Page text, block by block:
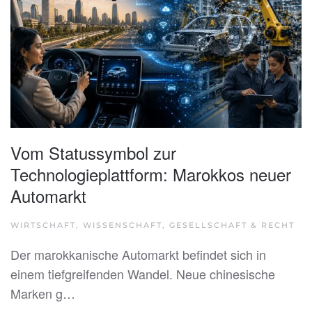
Vom Statussymbol zur
Technologieplattform: Marokkos neuer
Automarkt
WIRTSCHAFT, WISSENSCHAFT, GESELLSCHAFT & RECHT
Der marokkanische Automarkt befindet sich in
einem tiefgreifenden Wandel. Neue chinesische
Marken g…